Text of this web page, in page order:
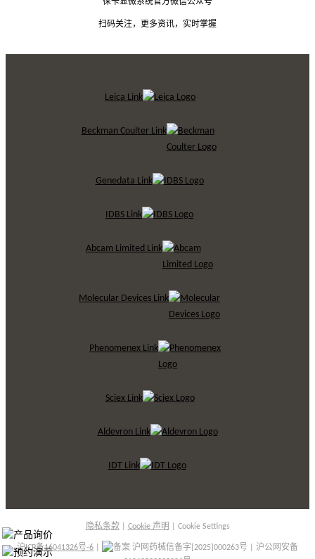
徕卡显微系统官方微信公众号
Abcam Limited Link
Molecular Devices Link
Aldevron Link